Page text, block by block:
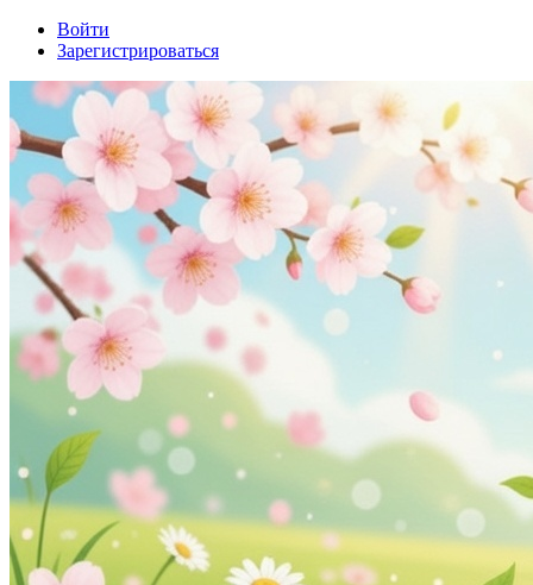
Войти
Зарегистрироваться